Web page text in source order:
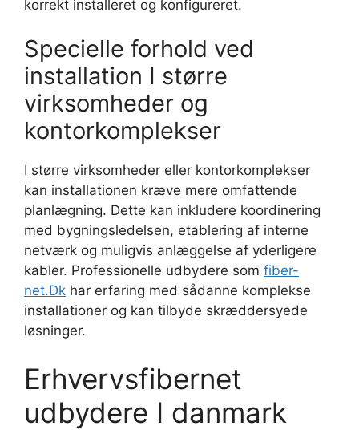
korrekt installeret og konfigureret.
Specielle forhold ved
installation I større
virksomheder og
kontorkomplekser
I større virksomheder eller kontorkomplekser
kan installationen kræve mere omfattende
planlægning. Dette kan inkludere koordinering
med bygningsledelsen, etablering af interne
netværk og muligvis anlæggelse af yderligere
kabler. Professionelle udbydere som fiber-
net.Dk har erfaring med sådanne komplekse
installationer og kan tilbyde skræddersyede
løsninger.
Erhvervsfibernet
udbydere I danmark